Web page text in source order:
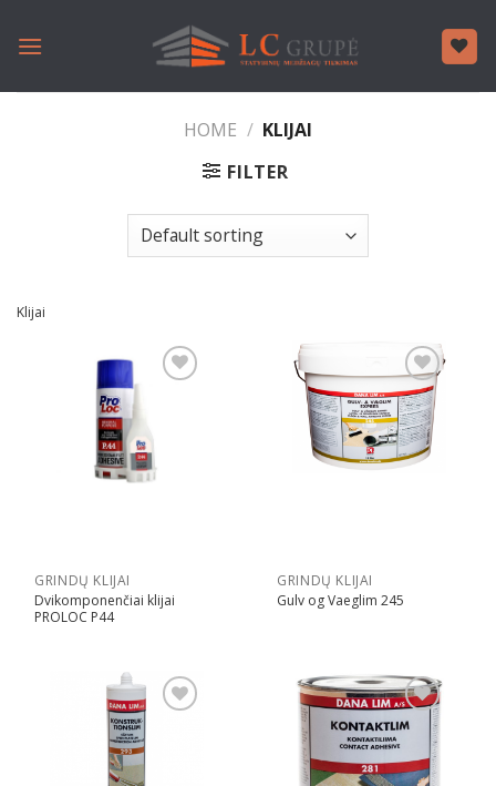
HOME / KLIJAI
FILTER
Klijai
GRINDŲ KLIJAI
Dvikomponenčiai klijai
PROLOC P44
Pridėti
GRINDŲ KLIJAI
Gulv og Vaeglim 245
Pridėti Pridėti